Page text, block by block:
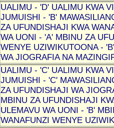
UALIMU - 'D' UALIMU KWA
JUMUISHI - 'B'
ZA UFUNDISHAJI KWA
WA UONI - 'A' MBINU ZA
WENYE UZIWIKUTOONA -
WA JIOGRAFIA NA
UALIMU - 'C' UALIMU KWA
JUMUISHI - 'C'
ZA UFUNDISHAJI WA
MBINU ZA UFUNDISHAJI
ULEMAVU WA UONI - 'B'
WANAFUNZI WENYE